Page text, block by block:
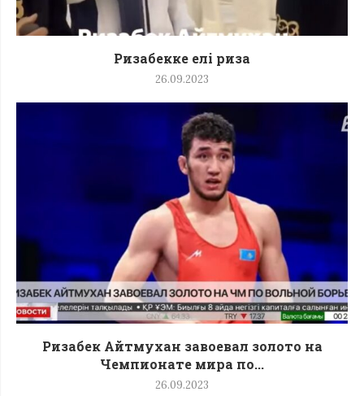
Ризабекке елі риза
26.09.2023
Ризабек Айтмухан завоевал золото на
Чемпионате мира по...
26.09.2023